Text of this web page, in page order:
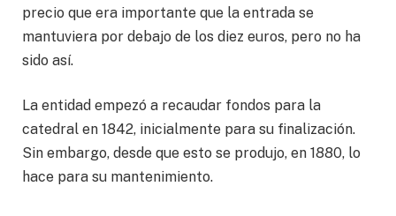
precio que era importante que la entrada se
mantuviera por debajo de los diez euros, pero no ha
sido así.
La entidad empezó a recaudar fondos para la
catedral en 1842, inicialmente para su finalización.
Sin embargo, desde que esto se produjo, en 1880, lo
hace para su mantenimiento.